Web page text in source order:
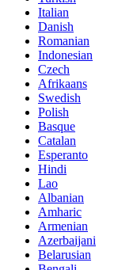
Italian
Danish
Romanian
Indonesian
Czech
Afrikaans
Swedish
Polish
Basque
Catalan
Esperanto
Hindi
Lao
Albanian
Amharic
Armenian
Azerbaijani
Belarusian